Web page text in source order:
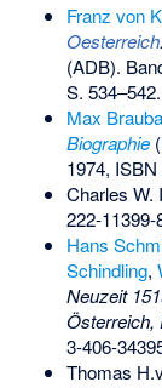
Franz von
Oesterreich.
(ADB).
S. 534–542.
Max
Biographie
1974, ISBN
Charles W.
222-11399-
Hans
Schindling,
Neuzeit
Österreich,
3-406-
Thomas